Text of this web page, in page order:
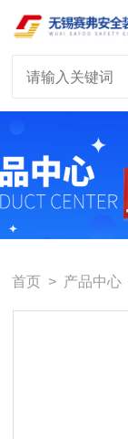
首页 > 产品中心